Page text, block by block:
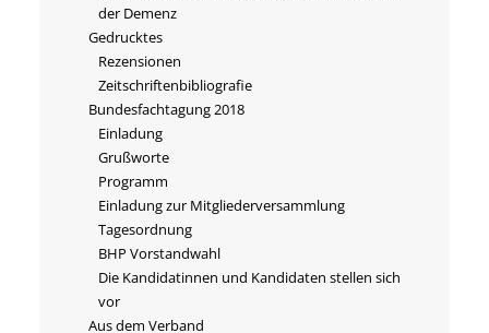
der Demenz
Gedrucktes
Rezensionen
Zeitschriftenbibliografie
Bundesfachtagung 2018
Einladung
Grußworte
Programm
Einladung zur Mitgliederversammlung
Tagesordnung
BHP Vorstandwahl
Die Kandidatinnen und Kandidaten stellen sich
vor
Aus dem Verband